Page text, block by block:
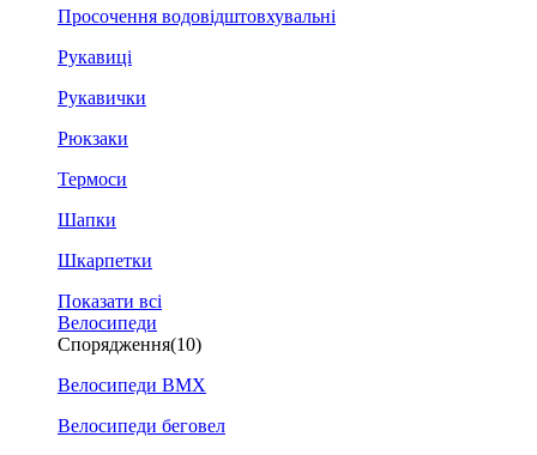
Просочення водовідштовхувальні
Рукавиці
Рукавички
Рюкзаки
Термоси
Шапки
Шкарпетки
Показати всі
Велосипеди
Спорядження(10)
Велосипеди BMX
Велосипеди беговел